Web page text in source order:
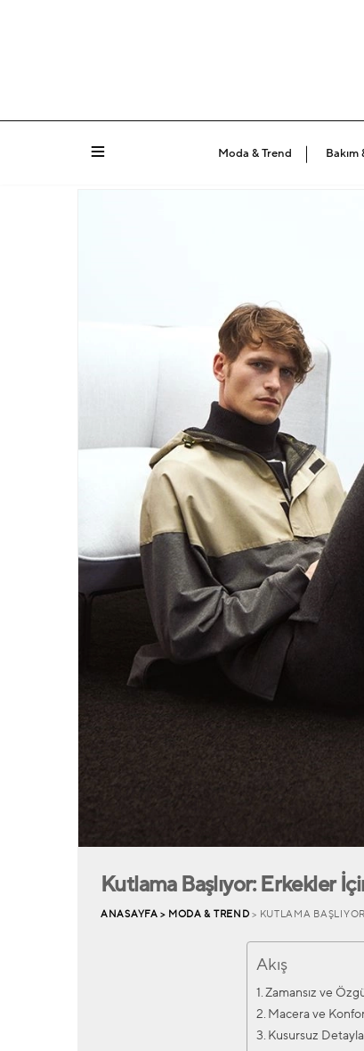
Moda & Trend Bakım
Kutlama Başlıyor: Erkekler
ANASAYFA > MODA & TREND > KUTLAMA
Akış
Zamansız ve
Macera ve
Kusursuz